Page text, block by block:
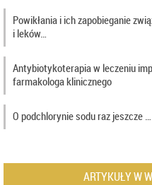
Powikłania i ich zapobieganie
i leków…
Antybiotykoterapia w leczeniu
farmakologa klinicznego
O podchlorynie sodu raz jeszcze ….
ARTYKUŁY W